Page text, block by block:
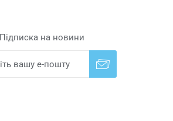
Підписка на новини